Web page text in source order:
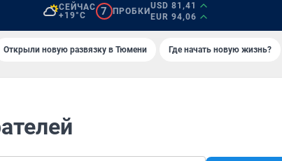
СЕЙЧАС
+19°C
7 ПРОБКИ
USD 81,41
EUR 94,06
Открыли новую развязку в Тюмени Где начать новую жизнь?